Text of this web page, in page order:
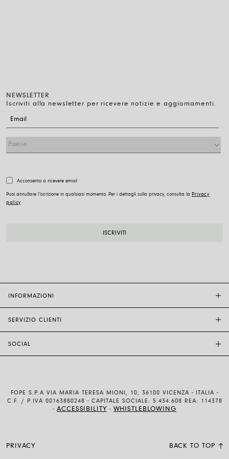
NEWSLETTER
Iscriviti alla newsletter per ricevere notizie e aggiornamenti.
Acconsento a ricevere email
Puoi annullare l’iscrizione in qualsiasi momento. Per i dettagli sulla privacy, consulta la Privacy
policy
INFORMAZIONI
SERVIZIO CLIENTI
SPEDIZIONI E RESI
METODI DI PAGAMENTO
SOCIAL
YOUTUBE
FOPE S.P.A VIA MARIA TERESA MIONI, 10, 36100 VICENZA - ITALIA -
C.F. / P.IVA 00163880248 - CAPITALE SOCIALE: 5.434.608 REA: 114378
-ACCESSIBILITY - WHISTLEBLOWING
PRIVACY BACK TO TOP